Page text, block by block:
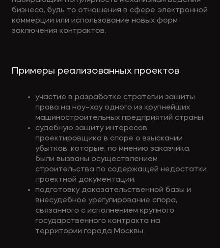
бизнеса, будь то отношения в сфере электронной
коммерции или использование новых форм
заключения контрактов.
Примеры реализованных проектов
участие в разработке стратегии защиты
права на ноу–хау одного из крупнейших
машиностроительных предприятий страны;
судебную защиту интересов
проектировщика в споре о взыскании
убытков, которые, по мнению заказчика,
были вызваны осуществлением
строительства по содержащей недостатки
проектной документации;
подготовку доказательственной базы и
внесудебное урегулирование спора,
связанного с исполнением крупного
государственного контракта на
территории города Москвы.